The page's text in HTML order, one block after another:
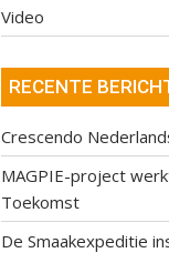
Video
RECENTE
Crescendo
MAGPIE-project
Toekomst
De Smaakexpeditie